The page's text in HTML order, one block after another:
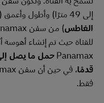
إلى 49 مترًا) وأطول وأعمق (يُشار إلى عمق السفينة أيضًا باسم
الغاطس
Panamax
قدمًا
فقط.